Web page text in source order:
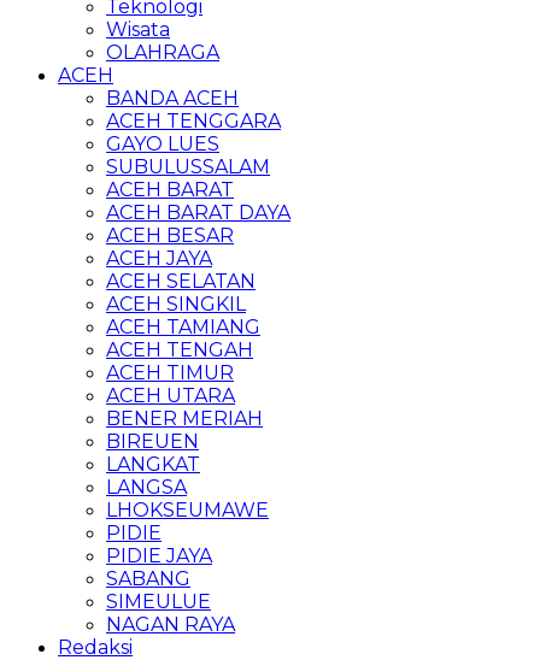
Teknologi
Wisata
OLAHRAGA
ACEH
BANDA ACEH
ACEH TENGGARA
GAYO LUES
SUBULUSSALAM
ACEH BARAT
ACEH BARAT DAYA
ACEH BESAR
ACEH JAYA
ACEH SELATAN
ACEH SINGKIL
ACEH TAMIANG
ACEH TENGAH
ACEH TIMUR
ACEH UTARA
BENER MERIAH
BIREUEN
LANGKAT
LANGSA
LHOKSEUMAWE
PIDIE
PIDIE JAYA
SABANG
SIMEULUE
NAGAN RAYA
Redaksi